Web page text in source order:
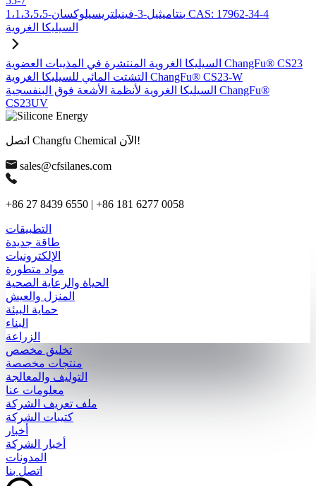
1،1،3،5،5-بنتاميثيل-3-فينيلتريسيلوكسان CAS: 17962-34-4
السيليكا الغروية
السيليكا الغروية المنتشرة في المذيبات العضوية ChangFu® CS23
التشتت المائي للسيليكا الغروية ChangFu® CS23-W
السيليكا الغروية لأنظمة الأشعة فوق البنفسجية ChangFu®
CS23UV
اتصل Changfu Chemical الآن!
sales@cfsilanes.com
+86 27 8439 6550 | +86 181 6277 0058
التطبيقات
طاقة جديدة
الإلكترونيات
مواد متطورة
الحياة والرعاية الصحية
المنزل والعيش
حماية البيئة
البناء
الزراعة
تخليق مخصص
منتجات مخصصة
التوليف والمعالجة
معلومات عنا
ملف تعريف الشركة
كتيبات الشركة
أخبار
أخبار الشركة
المدونات
اتصل بنا